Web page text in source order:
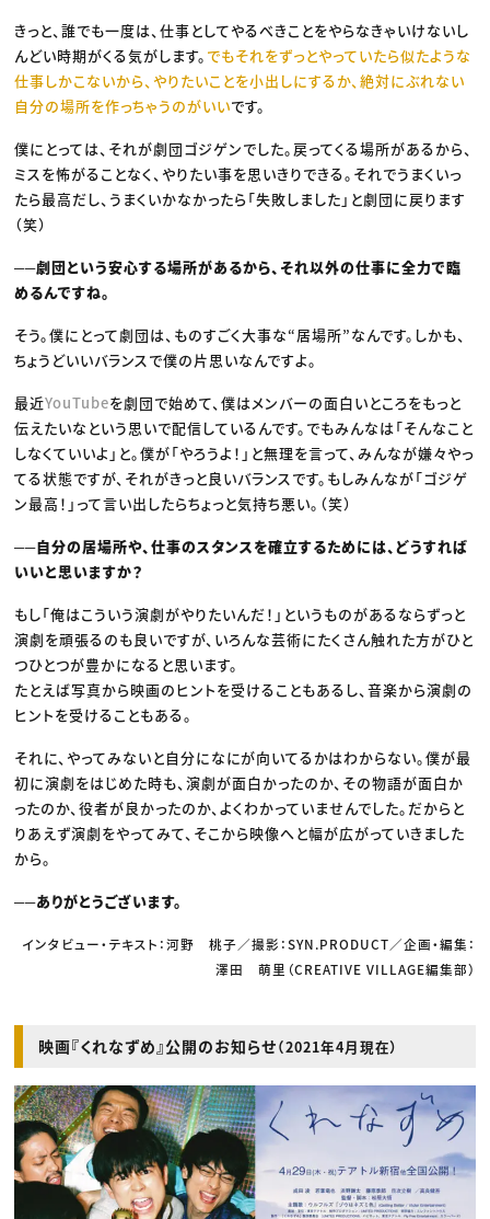
きっと、誰でも一度は、仕事としてやるべきことをやらなきゃいけないし
んどい時期がくる気がします。 でもそれをずっとやっていたら似たような
仕事しかこないから、やりたいことを小出しにするか、絶対にぶれない
自分の場所を作っちゃうのがいいです。
僕にとっては、それが劇団ゴジゲンでした。戻ってくる場所があるから、
ミスを怖がることなく、やりたい事を思いきりできる。それでうまくいっ
たら最高だし、うまくいかなかったら「失敗しました」と劇団に戻ります
（笑）
──劇団という安心する場所があるから、それ以外の仕事に全力で臨
めるんですね。
そう。僕にとって劇団は、ものすごく大事な“居場所”なんです。しかも、
ちょうどいいバランスで僕の片思いなんですよ。
最近YouTubeを劇団で始めて、僕はメンバーの面白いところをもっと
伝えたいなという思いで配信しているんです。でもみんなは「そんなこと
しなくていいよ」と。僕が「やろうよ！」と無理を言って、みんなが嫌々やっ
てる状態ですが、それがきっと良いバランスです。もしみんなが「ゴジゲ
ン最高！」って言い出したらちょっと気持ち悪い。（笑）
──自分の居場所や、仕事のスタンスを確立するためには、どうすれば
いいと思いますか？
もし「俺はこういう演劇がやりたいんだ！」というものがあるならずっと
演劇を頑張るのも良いですが、いろんな芸術にたくさん触れた方がひと
つひとつが豊かになると思います。
たとえば写真から映画のヒントを受けることもあるし、音楽から演劇の
ヒントを受けることもある。
それに、やってみないと自分になにが向いてるかはわからない。僕が最
初に演劇をはじめた時も、演劇が面白かったのか、その物語が面白か
ったのか、役者が良かったのか、よくわかっていませんでした。だからと
りあえず演劇をやってみて、そこから映像へと幅が広がっていきました
から。
──ありがとうございます。
インタビュー・テキスト：河野 桃子／撮影：SYN.PRODUCT／企画・編集：
澤田 萌里（CREATIVE VILLAGE編集部）
映画『くれなずめ』公開のお知らせ（2021年4月現在）